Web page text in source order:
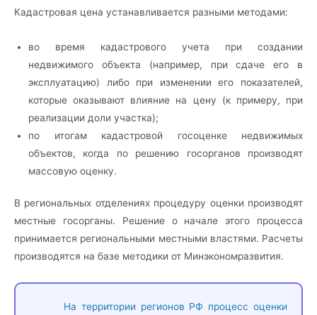
Кадастровая цена устанавливается разными методами:
во время кадастрового учета при создании
недвижимого объекта (например, при сдаче его в
эксплуатацию) либо при изменении его показателей,
которые оказывают влияние на цену (к примеру, при
реализации доли участка);
по итогам кадастровой госоценке недвижимых
объектов, когда по решению госорганов производят
массовую оценку.
В региональных отделениях процедуру оценки производят
местные госорганы. Решение о начале этого процесса
принимается региональными местными властями. Расчеты
производятся на базе методики от Минэкономразвития.
На территории регионов РФ процесс оценки